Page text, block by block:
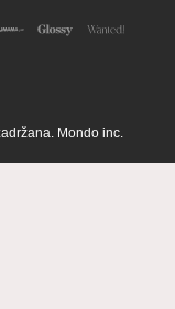
Mondo inc.